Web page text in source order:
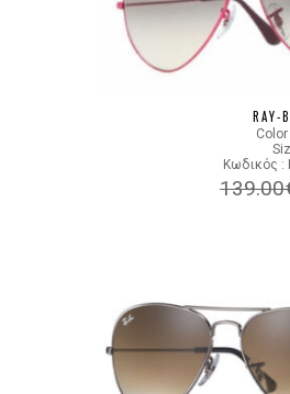
RAY-
Κωδικός :
139.00